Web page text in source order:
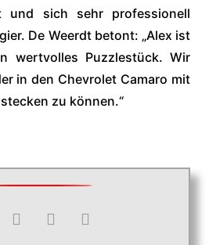
und sich sehr professionell
De Weerdt betont: „Alex ist
wertvolles Puzzlestück. Wir
in den Chevrolet Camaro mit
zu können.“